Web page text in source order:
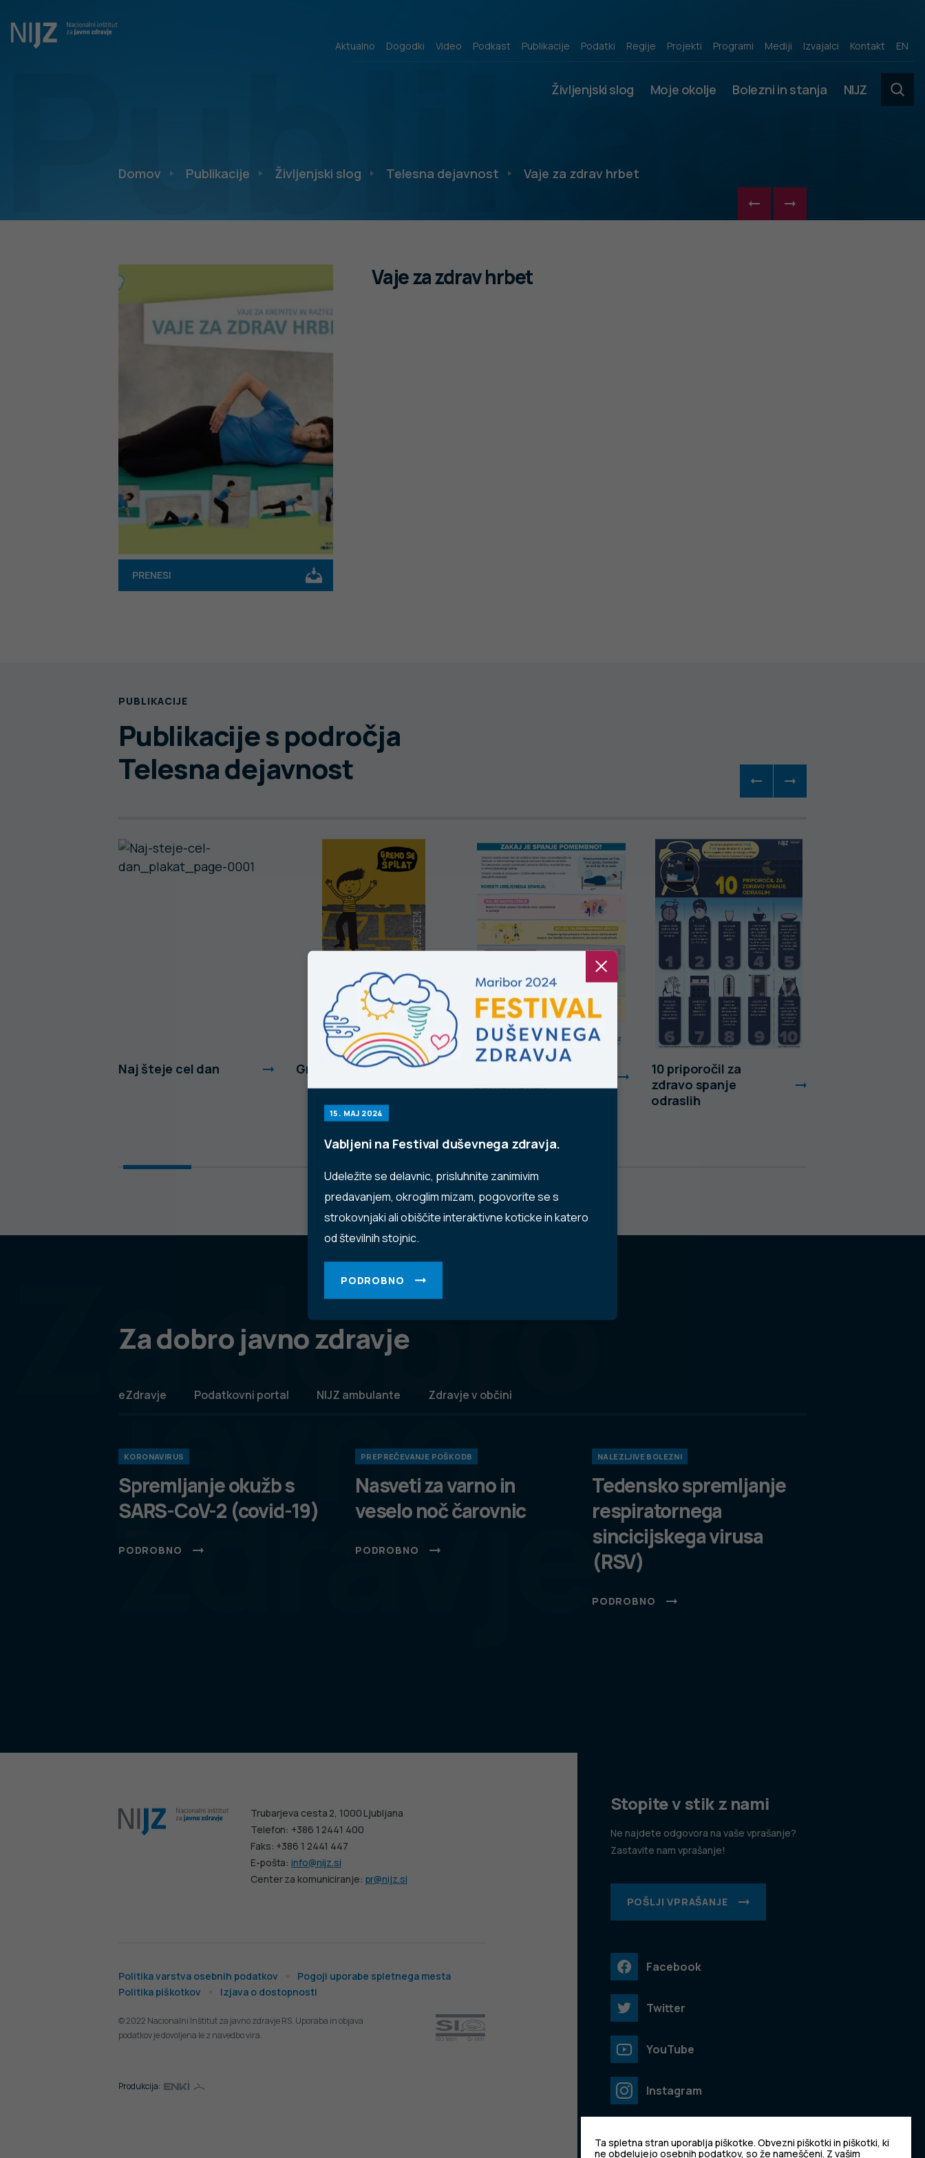
Aktualno Dogodki Video Podkast Publikacije Podatki Regije Projekti Programi Mediji Izvajalci Kontakt EN
Življenjski slog Moje okolje Bolezni in stanja NIJZ
15. MAJ 2024
Vabljeni na Festival duševnega zdravja.
Udeležite se delavnic, prisluhnite zanimivim
predavanjem, okroglim mizam, pogovorite se s
strokovnjaki ali obiščite interaktivne koticke in katero
od številnih stojnic.
PODROBNO
Domov Publikacije Življenjski slog Telesna dejavnost Vaje za zdrav hrbet
PRENESI
Vaje za zdrav hrbet
PUBLIKACIJE
Publikacije s področja
Telesna dejavnost
Naj šteje cel dan Gremo se špilat
pomembno?
10 priporočil za
zdravo spanje
odraslih
Za dobro
javno
zdravje
Za dobro javno zdravje
eZdravje Podatkovni portal NIJZ ambulante Zdravje v občini
KORONAVIRUS
Spremljanje okužb s
SARS-CoV-2 (covid-19)
PODROBNO
PREPREČEVANJE POŠKODB
Nasveti za varno in
veselo noč čarovnic
PODROBNO
NALEZLJIVE BOLEZNI
Tedensko spremljanje
respiratornega
sincicijskega virusa
(RSV)
PODROBNO
Trubarjeva cesta 2, 1000 Ljubljana
Telefon: +386 1 2441 400
Faks: +386 1 2441 447
E-pošta:info@nijz.si
Center za komuniciranje: pr@nijz.si
Politika varstva osebnih podatkov
Pogoji uporabe spletnega mesta
Politika piškotkov
Izjava o dostopnosti
© 2022 Nacionalni Inštitut za javno zdravje RS. Uporaba in objava
podatkov je dovoljena le z navedbo vira.
Produkcija:
Stopite v stik z nami
Ne najdete odgovora na vaše vprašanje?
Zastavite nam vprašanje!
POŠLJI VPRAŠANJE
Facebook
Twitter
YouTube
Instagram
Ta spletna stran uporablja piškotke. Obvezni piškotki in piškotki, ki
ne obdelujejo osebnih podatkov, so že nameščeni. Z vašim